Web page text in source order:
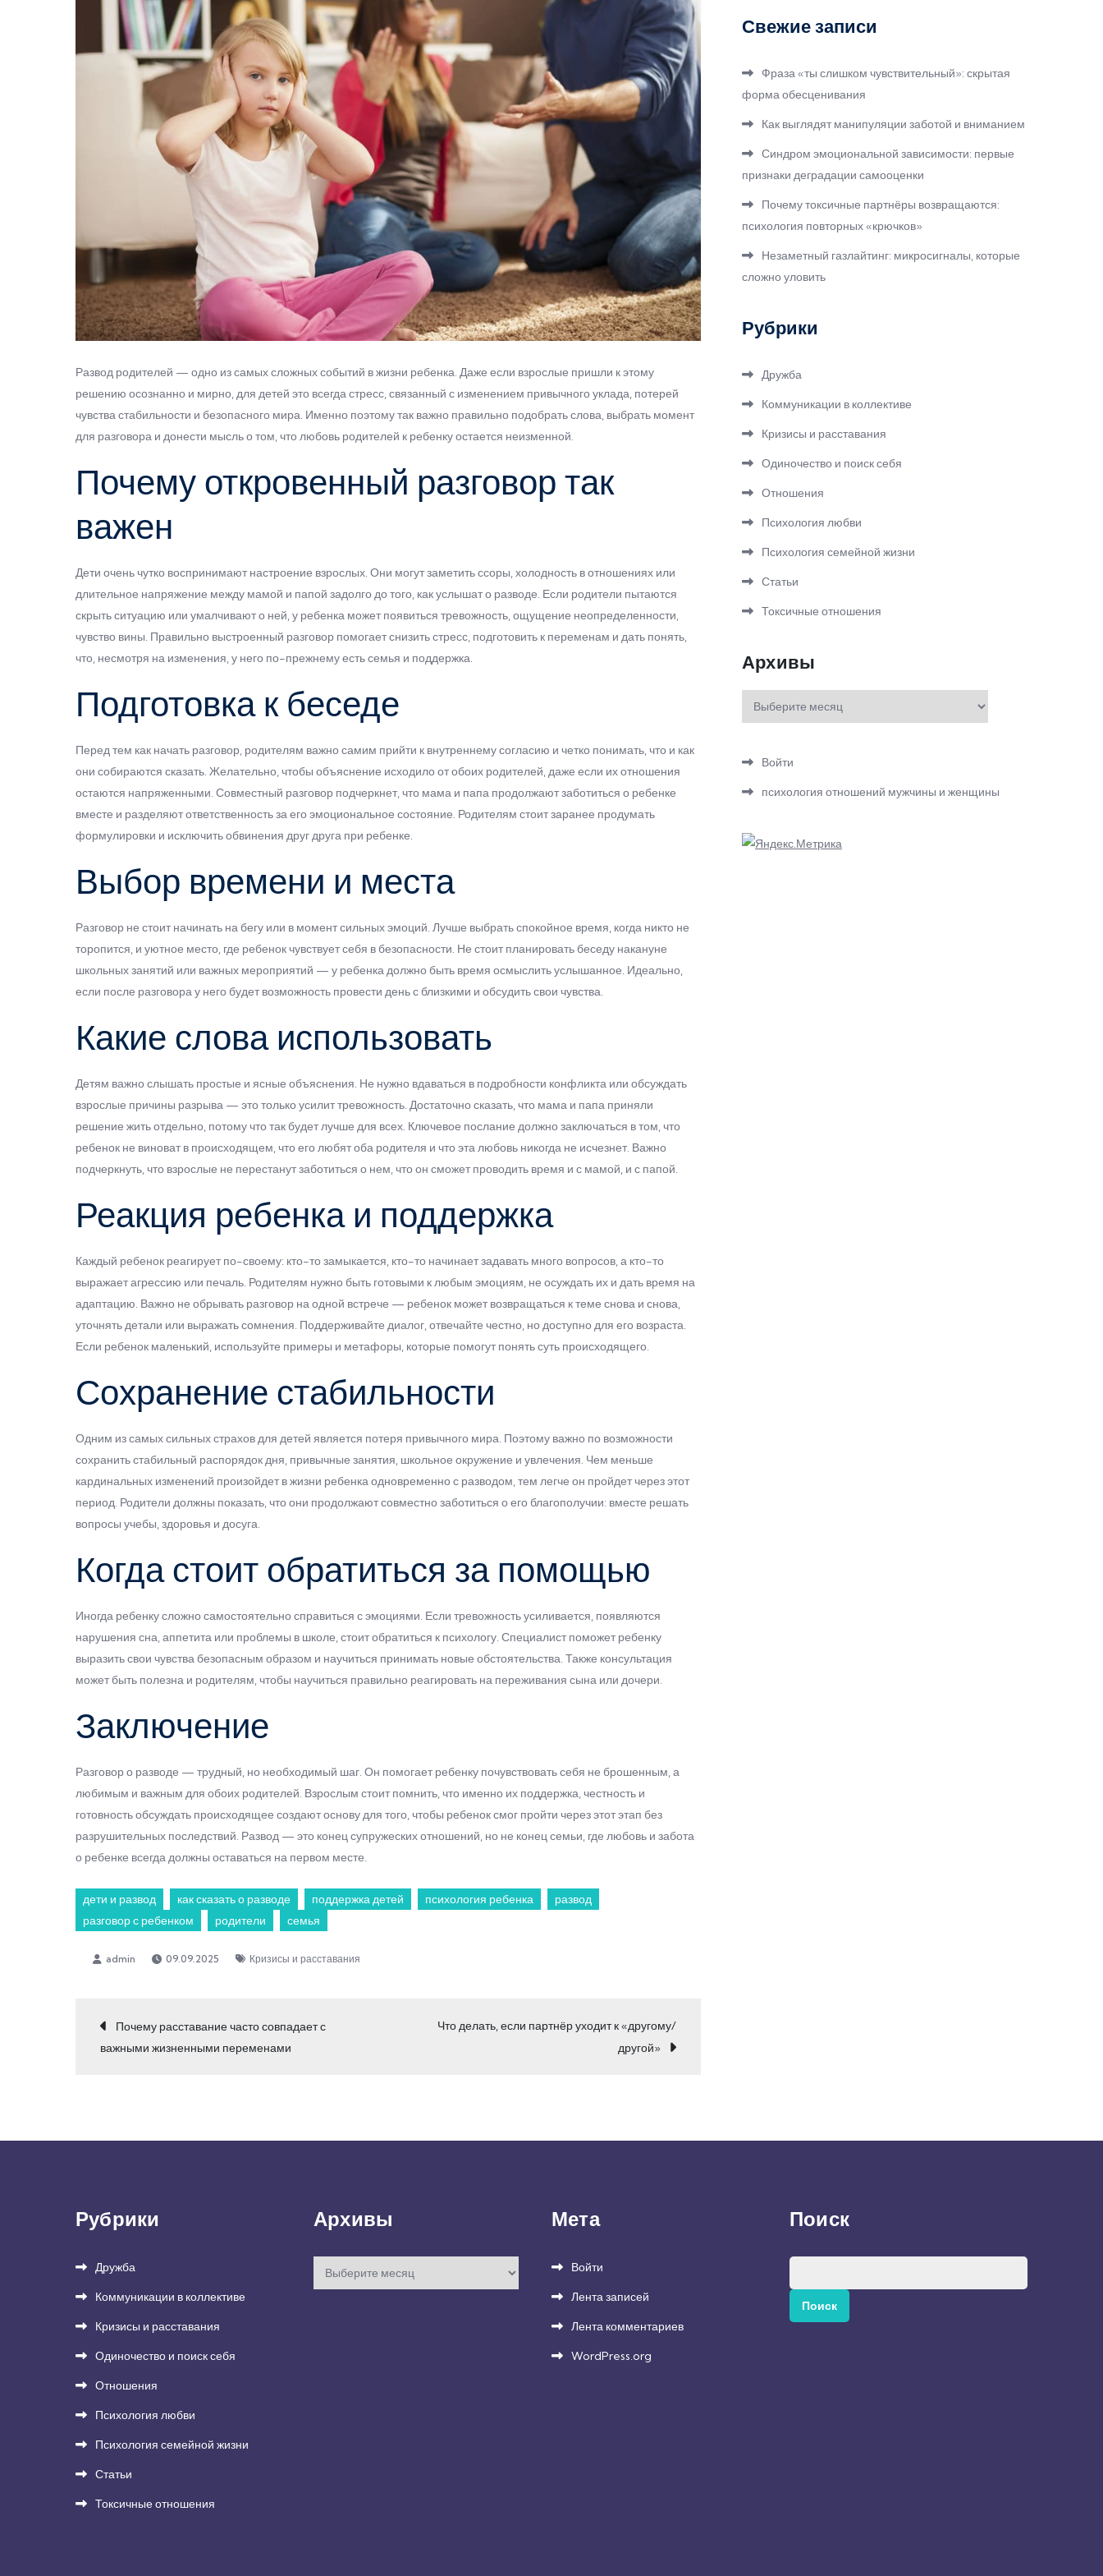
Развод родителей — одно из самых сложных событий в жизни ребенка. Даже если взрослые пришли к этому
решению осознанно и мирно, для детей это всегда стресс, связанный с изменением привычного уклада, потерей
чувства стабильности и безопасного мира. Именно поэтому так важно правильно подобрать слова, выбрать момент
для разговора и донести мысль о том, что любовь родителей к ребенку остается неизменной.
Почему откровенный разговор так
важен
Дети очень чутко воспринимают настроение взрослых. Они могут заметить ссоры, холодность в отношениях или
длительное напряжение между мамой и папой задолго до того, как услышат о разводе. Если родители пытаются
скрыть ситуацию или умалчивают о ней, у ребенка может появиться тревожность, ощущение неопределенности,
чувство вины. Правильно выстроенный разговор помогает снизить стресс, подготовить к переменам и дать понять,
что, несмотря на изменения, у него по-прежнему есть семья и поддержка.
Подготовка к беседе
Перед тем как начать разговор, родителям важно самим прийти к внутреннему согласию и четко понимать, что и как
они собираются сказать. Желательно, чтобы объяснение исходило от обоих родителей, даже если их отношения
остаются напряженными. Совместный разговор подчеркнет, что мама и папа продолжают заботиться о ребенке
вместе и разделяют ответственность за его эмоциональное состояние. Родителям стоит заранее продумать
формулировки и исключить обвинения друг друга при ребенке.
Выбор времени и места
Разговор не стоит начинать на бегу или в момент сильных эмоций. Лучше выбрать спокойное время, когда никто не
торопится, и уютное место, где ребенок чувствует себя в безопасности. Не стоит планировать беседу накануне
школьных занятий или важных мероприятий — у ребенка должно быть время осмыслить услышанное. Идеально,
если после разговора у него будет возможность провести день с близкими и обсудить свои чувства.
Какие слова использовать
Детям важно слышать простые и ясные объяснения. Не нужно вдаваться в подробности конфликта или обсуждать
взрослые причины разрыва — это только усилит тревожность. Достаточно сказать, что мама и папа приняли
решение жить отдельно, потому что так будет лучше для всех. Ключевое послание должно заключаться в том, что
ребенок не виноват в происходящем, что его любят оба родителя и что эта любовь никогда не исчезнет. Важно
подчеркнуть, что взрослые не перестанут заботиться о нем, что он сможет проводить время и с мамой, и с папой.
Реакция ребенка и поддержка
Каждый ребенок реагирует по-своему: кто-то замыкается, кто-то начинает задавать много вопросов, а кто-то
выражает агрессию или печаль. Родителям нужно быть готовыми к любым эмоциям, не осуждать их и дать время на
адаптацию. Важно не обрывать разговор на одной встрече — ребенок может возвращаться к теме снова и снова,
уточнять детали или выражать сомнения. Поддерживайте диалог, отвечайте честно, но доступно для его возраста.
Если ребенок маленький, используйте примеры и метафоры, которые помогут понять суть происходящего.
Сохранение стабильности
Одним из самых сильных страхов для детей является потеря привычного мира. Поэтому важно по возможности
сохранить стабильный распорядок дня, привычные занятия, школьное окружение и увлечения. Чем меньше
кардинальных изменений произойдет в жизни ребенка одновременно с разводом, тем легче он пройдет через этот
период. Родители должны показать, что они продолжают совместно заботиться о его благополучии: вместе решать
вопросы учебы, здоровья и досуга.
Когда стоит обратиться за помощью
Иногда ребенку сложно самостоятельно справиться с эмоциями. Если тревожность усиливается, появляются
нарушения сна, аппетита или проблемы в школе, стоит обратиться к психологу. Специалист поможет ребенку
выразить свои чувства безопасным образом и научиться принимать новые обстоятельства. Также консультация
может быть полезна и родителям, чтобы научиться правильно реагировать на переживания сына или дочери.
Заключение
Разговор о разводе — трудный, но необходимый шаг. Он помогает ребенку почувствовать себя не брошенным, а
любимым и важным для обоих родителей. Взрослым стоит помнить, что именно их поддержка, честность и
готовность обсуждать происходящее создают основу для того, чтобы ребенок смог пройти через этот этап без
разрушительных последствий. Развод — это конец супружеских отношений, но не конец семьи, где любовь и забота
о ребенке всегда должны оставаться на первом месте.
дети и развод как сказать о разводе поддержка детей психология ребенка
развод
разговор с ребенком
родители семья
09.09.2025 Кризисы и расставания
Навигация
Почему расставание часто совпадает с
важными жизненными переменами
Что делать, если партнёр уходит к «другому/
другой»
Свежие записи
Фраза «ты слишком чувствительный»: скрытая
форма обесценивания
Как выглядят манипуляции заботой и вниманием
Синдром эмоциональной зависимости: первые
признаки деградации самооценки
Почему токсичные партнёры возвращаются:
психология повторных «крючков»
Незаметный газлайтинг: микросигналы, которые
сложно уловить
Рубрики
Дружба
Коммуникации в коллективе
Кризисы и расставания
Одиночество и поиск себя
Отношения
Психология любви
Психология семейной жизни
Статьи
Токсичные отношения
Архивы
Архивы
Войти
психология отношений мужчины и женщины
Рубрики
Дружба
Коммуникации в коллективе
Кризисы и расставания
Одиночество и поиск себя
Отношения
Психология любви
Психология семейной жизни
Статьи
Токсичные отношения
Архивы
Архивы
Мета
Войти
Лента записей
Лента комментариев
WordPress.org
Поиск